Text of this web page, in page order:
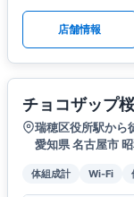
店舗情報
チョコザップ
瑞穂区役所駅から
愛知県 名古屋市
体組成計 Wi-Fi